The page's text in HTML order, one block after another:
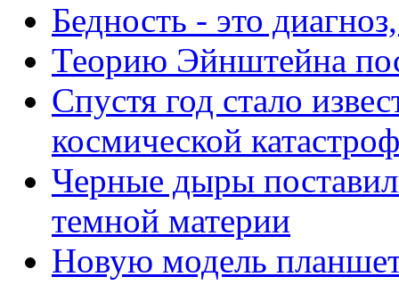
Бедность - это
Теорию Эйнштейна
Спустя год стало
космической
Черные дыры
темной материи
Новую модель